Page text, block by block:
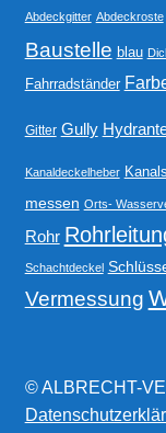
Abdeckgitter Abdeckroste
Baustelle blau
Fahrradständer
Gitter Gully
Kanaldeckelheber
messen Orts-
Rohr
Schachtdeckel
Vermessung
© ALBRECHT-